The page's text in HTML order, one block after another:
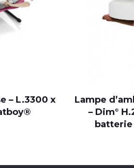
– L.3300 x
Lampe
– Dim°
batterie